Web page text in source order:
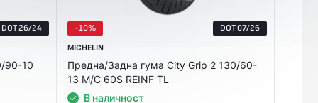
DOT 26/24
90-10
-10%
DOT 07/26
MICHELIN
Предна/Задна гума City Grip 2 130/60-
13 M/C 60S REINF TL
В наличност